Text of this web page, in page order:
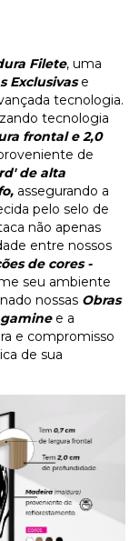
Filete, uma
Exclusivase
tecnologia.
tecnologia
frontal e 2,0
de
de alta
assegurando a
pelo selo de
não apenas
entre nossos
de cores -
seu ambiente
nossas Obras
e a
e compromisso
de sua